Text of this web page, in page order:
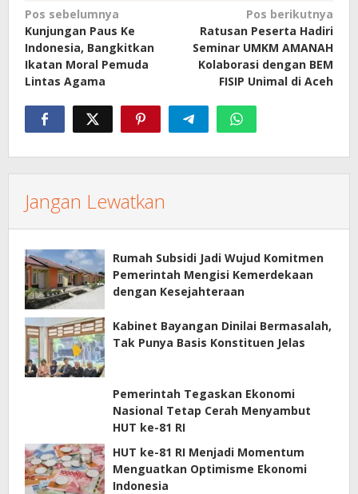
Navigasi
pos
Pos sebelumnya
Kunjungan Paus Ke
Indonesia, Bangkitkan
Ikatan Moral Pemuda
Lintas Agama
Pos berikutnya
Ratusan Peserta Hadiri
Seminar UMKM AMANAH
Kolaborasi dengan BEM
FISIP Unimal di Aceh
Jangan Lewatkan
Rumah Subsidi Jadi Wujud Komitmen
Pemerintah Mengisi Kemerdekaan
dengan Kesejahteraan
Kabinet Bayangan Dinilai Bermasalah,
Tak Punya Basis Konstituen Jelas
Pemerintah Tegaskan Ekonomi
Nasional Tetap Cerah Menyambut
HUT ke-81 RI
HUT ke-81 RI Menjadi Momentum
Menguatkan Optimisme Ekonomi
Indonesia